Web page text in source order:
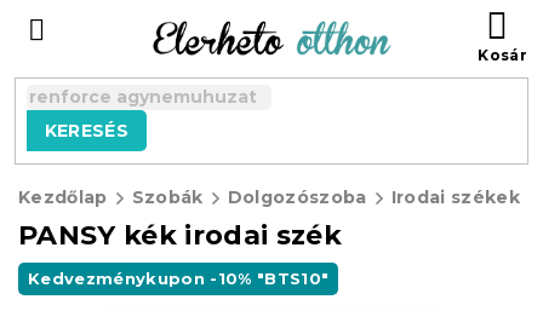
tartalomhoz
KERESÉS
Kezdőlap Szobák Dolgozószoba Irodai székek
PANSY kék irodai szék
Kedvezménykupon -10% "BTS10"